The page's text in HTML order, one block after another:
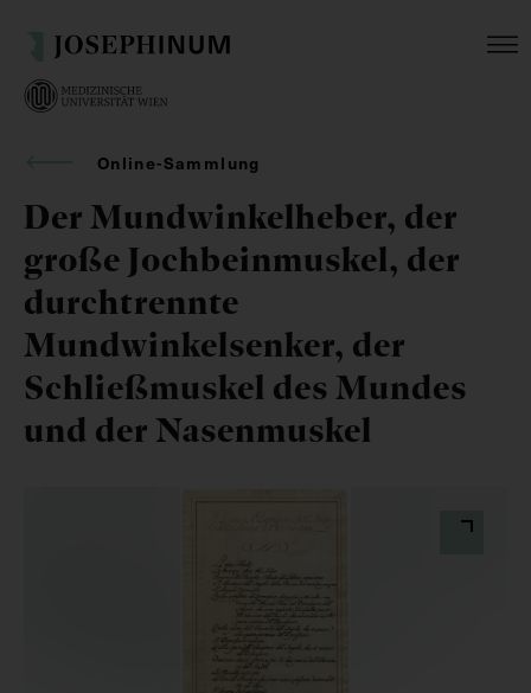
Online-Sammlung
Der Mundwinkelheber, der
große Jochbeinmuskel, der
durchtrennte
Mundwinkelsenker, der
Schließmuskel des Mundes
und der Nasenmuskel